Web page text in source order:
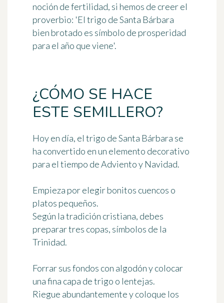
noción de fertilidad, si hemos de creer el
proverbio: 'El trigo de Santa Bárbara
bien brotado es símbolo de prosperidad
para el año que viene'.
¿CÓMO SE HACE
ESTE SEMILLERO?
Hoy en día, el trigo de Santa Bárbara se
ha convertido en un elemento decorativo
para el tiempo de Adviento y Navidad.
Empieza por elegir bonitos cuencos o
platos pequeños.
Según la tradición cristiana, debes
preparartres copas, símbolos de la
Trinidad.
Forrar sus fondos con algodón y colocar
una fina capa de trigo o lentejas.
Riegue abundantemente y coloque los